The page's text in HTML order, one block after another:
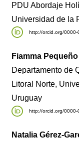
PDU Abordaje
Universidad de la
http://orcid.org/
Fiamma Pequeño
Departamento de
Litoral Norte,
Uruguay
http://orcid.org/
Natalia Gérez-